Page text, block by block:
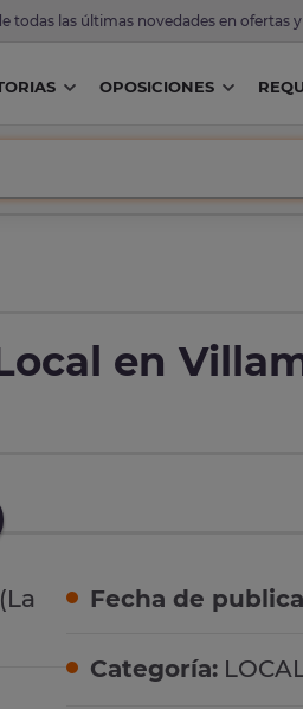
todas las últimas novedades en ofertas
OPOSICIONES
en
Fecha de
Categoría: